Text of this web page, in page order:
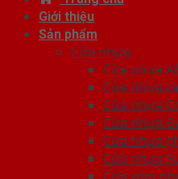
Giới thiệu
Sản phẩm
Cửa nhựa
Cửa nhựa
Cửa nhựa
Cửa nhựa
Cửa nhựa
Cửa nhựa
Cửa nhựa
Cửa vòm